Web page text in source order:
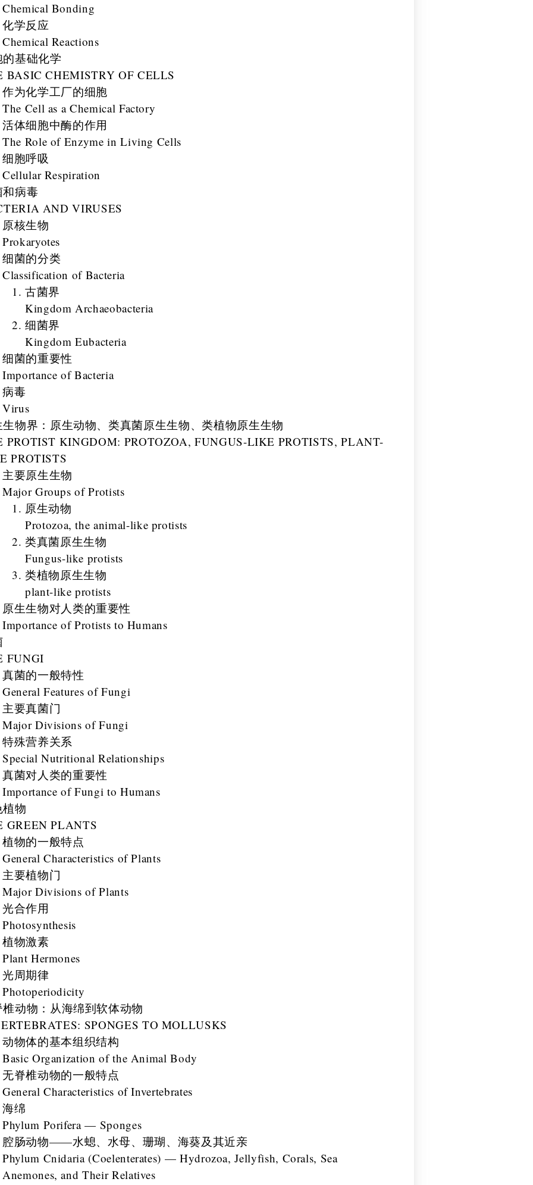
Chemical Bonding
化学反应
Chemical Reactions
基础化学
BASIC CHEMISTRY OF CELLS
作为化学工厂的细胞
The Cell as a Chemical Factory
活体细胞中酶的作用
The Role of Enzyme in Living Cells
细胞呼吸
Cellular Respiration
和病毒
AND VIRUSES
原核生物
Prokaryotes
细菌的分类
Classification of Bacteria
古菌界
Kingdom Archaeobacteria
细菌界
Kingdom Eubacteria
细菌的重要性
Importance of Bacteria
病毒
Virus
生物界：原生动物、类真菌原生生物、类植物原生生物
PROTIST KINGDOM: PROTOZOA, FUNGUS-LIKE PROTISTS, PLANT-
PROTISTS
主要原生生物
Major Groups of Protists
原生动物
Protozoa, the animal-like protists
类真菌原生生物
Fungus-like protists
类植物原生生物
plant-like protists
原生生物对人类的重要性
Importance of Protists to Humans
FUNGI
真菌的一般特性
General Features of Fungi
主要真菌门
Major Divisions of Fungi
特殊营养关系
Special Nutritional Relationships
真菌对人类的重要性
Importance of Fungi to Humans
物
GREEN PLANTS
植物的一般特点
General Characteristics of Plants
主要植物门
Major Divisions of Plants
光合作用
Photosynthesis
植物激素
Plant Hermones
光周期律
Photoperiodicity
椎动物：从海绵到软体动物
SPONGES TO MOLLUSKS
动物体的基本组织结构
Basic Organization of the Animal Body
无脊椎动物的一般特点
General Characteristics of Invertebrates
海绵
Phylum Porifera — Sponges
腔肠动物——水螅、水母、珊瑚、海葵及其近亲
Phylum Cnidaria (Coelenterates) — Hydrozoa, Jellyfish, Corals, Sea
Anemones, and Their Relatives